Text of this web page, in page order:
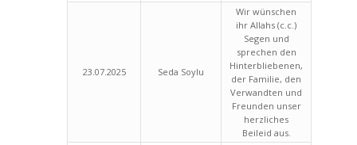
23.07.2025 Seda Soylu
Wir wünschen
ihr Allahs (c.c.)
Segen und
sprechen den
Hinterbliebenen,
der Familie, den
Verwandten und
Freunden unser
herzliches
Beileid aus.